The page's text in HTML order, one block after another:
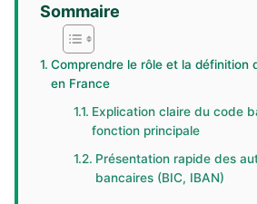
Sommaire
Comprendre le rôle et la définition
en France
Explication claire du code
fonction principale
Présentation rapide des
bancaires (BIC, IBAN)